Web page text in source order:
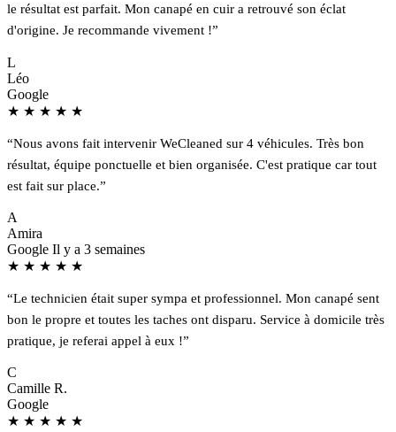
le résultat est parfait. Mon canapé en cuir a retrouvé son éclat
d'origine. Je recommande vivement !”
L
Léo
Google
★ ★ ★ ★ ★
“Nous avons fait intervenir WeCleaned sur 4 véhicules. Très bon
résultat, équipe ponctuelle et bien organisée. C'est pratique car tout
est fait sur place.”
A
Amira
Google Il y a 3 semaines
★ ★ ★ ★ ★
“Le technicien était super sympa et professionnel. Mon canapé sent
bon le propre et toutes les taches ont disparu. Service à domicile très
pratique, je referai appel à eux !”
C
Camille R.
Google
★ ★ ★ ★ ★